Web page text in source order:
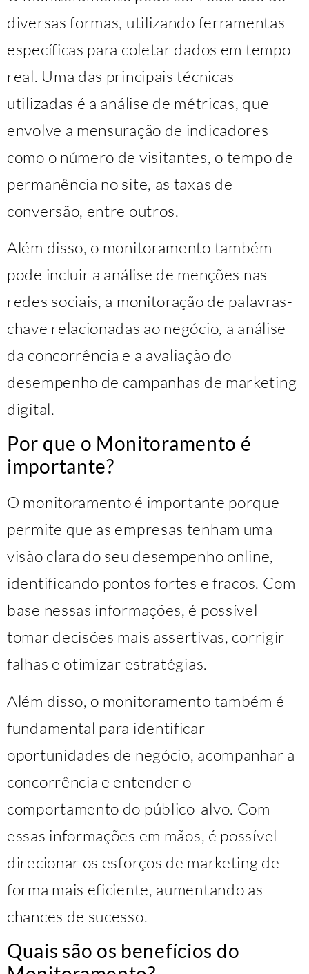
diversas formas, utilizando ferramentas
específicas para coletar dados em tempo
real. Uma das principais técnicas
utilizadas é a análise de métricas, que
envolve a mensuração de indicadores
como o número de visitantes, o tempo de
permanência no site, as taxas de
conversão, entre outros.
Além disso, o monitoramento também
pode incluir a análise de menções nas
redes sociais, a monitoração de palavras-
chave relacionadas ao negócio, a análise
da concorrência e a avaliação do
desempenho de campanhas de marketing
digital.
Por que o Monitoramento é
importante?
O monitoramento é importante porque
permite que as empresas tenham uma
visão clara do seu desempenho online,
identificando pontos fortes e fracos. Com
base nessas informações, é possível
tomar decisões mais assertivas, corrigir
falhas e otimizar estratégias.
Além disso, o monitoramento também é
fundamental para identificar
oportunidades de negócio, acompanhar a
concorrência e entender o
comportamento do público-alvo. Com
essas informações em mãos, é possível
direcionar os esforços de marketing de
forma mais eficiente, aumentando as
chances de sucesso.
Quais são os benefícios do